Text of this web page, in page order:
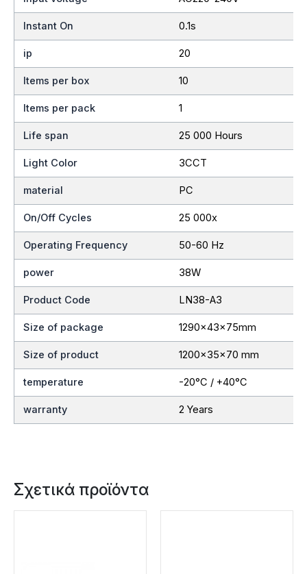
Instant On 0.1s
ip 20
Items per box 10
Items per pack 1
Life span 25 000 Hours
Light Color 3CCT
material PC
On/Off Cycles 25 000x
Operating Frequency 50-60 Hz
power 38W
Product Code LN38-A3
Size of package 1290x43x75mm
Size of product 1200x35x70 mm
temperature -20°C / +40°C
warranty 2 Years
Σχετικά προϊόντα